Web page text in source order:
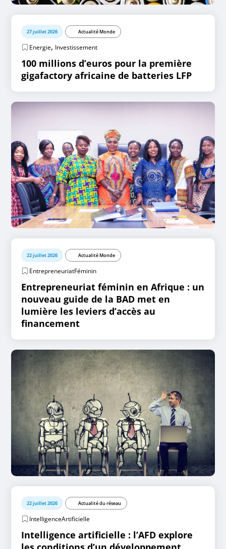
27 juillet 2026 Actualité Monde
Energie, Investissement
100 millions d’euros pour la première
gigafactory africaine de batteries LFP
22 juillet 2026 Actualité Monde
EntrepreneuriatFéminin
Entrepreneuriat féminin en Afrique : un
nouveau guide de la BAD met en
lumière les leviers d’accès au
financement
22 juillet 2026 Actualité du réseau
IntelligenceArtificielle
Intelligence artificielle : l’AFD explore